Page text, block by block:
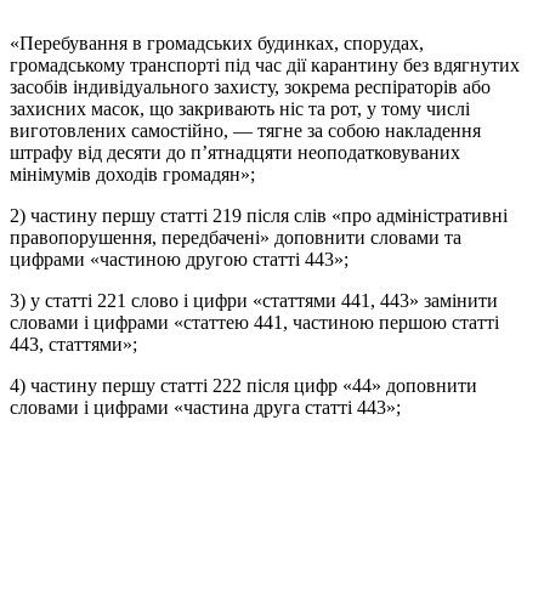
«Перебування в громадських будинках, спорудах,
громадському транспорті під час дії карантину без вдягнутих
засобів індивідуального захисту, зокрема респіраторів або
захисних масок, що закривають ніс та рот, у тому числі
виготовлених самостійно, — тягне за собою накладення
штрафу від десяти до п’ятнадцяти неоподатковуваних
мінімумів доходів громадян»;
2) частину першу статті 219 після слів «про адміністративні
правопорушення, передбачені» доповнити словами та
цифрами «частиною другою статті 443»;
3) у статті 221 слово і цифри «статтями 441, 443» замінити
словами і цифрами «статтею 441, частиною першою статті
443, статтями»;
4) частину першу статті 222 після цифр «44» доповнити
словами і цифрами «частина друга статті 443»;